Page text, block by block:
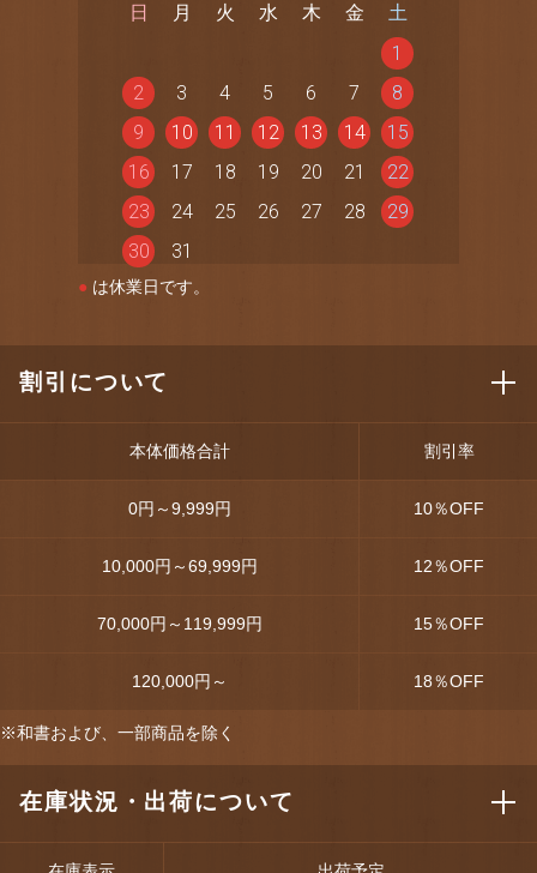
日 月 火 水 木 金
土
1
2
3 4 5 6 7
8
9
10 11 12 13 14
15
16
17 18 19 20 21
22
23
24 25 26 27 28
29
30
31
● は休業日です。
割引について
本体価格合計 割引率
0円～9,999円 10％OFF
10,000円～69,999円 12％OFF
70,000円～119,999円 15％OFF
120,000円～ 18％OFF
※和書および、一部商品を除く
在庫状況・出荷について